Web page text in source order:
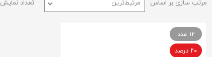
مرتب سازی بر اساس مرتبط‌ترین تعداد نمایش
12 عدد
۲۰ درصد